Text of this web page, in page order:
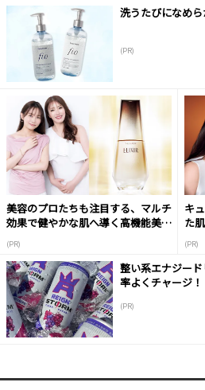
洗うたびになめ
(PR)
美容のプロたちも注目する、マルチ
効果で健やかな肌へ導く高機能美容
(PR)
キ
た
(PR)
整い系エナジー
率よくチャージ！
(PR)